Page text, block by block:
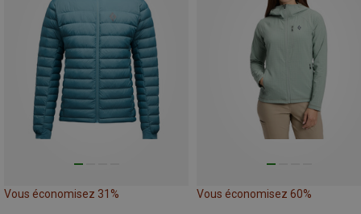
Vous économisez 31% Vous économisez 60%